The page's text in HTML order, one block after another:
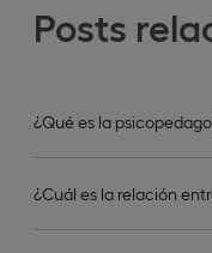
Posts
¿Qué es la
¿Cuál es la relación